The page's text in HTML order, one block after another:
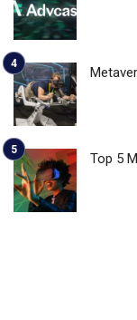
Top 5